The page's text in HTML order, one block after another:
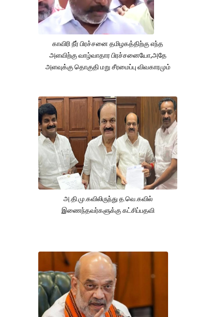
காவிரி நீர் பிரச்சனை தமிழகத்திற்கு எந்த
அளவிற்கு வாழ்வாதார பிரச்சனையோ,அதே
அளவுக்கு தொகுதி மறு சீரமைப்பு விவகாரமும்
அ.தி.மு.கவிலிருந்து த.வெ.கவில்
இணைந்தவர்களுக்கு கட்சிப்பதவி